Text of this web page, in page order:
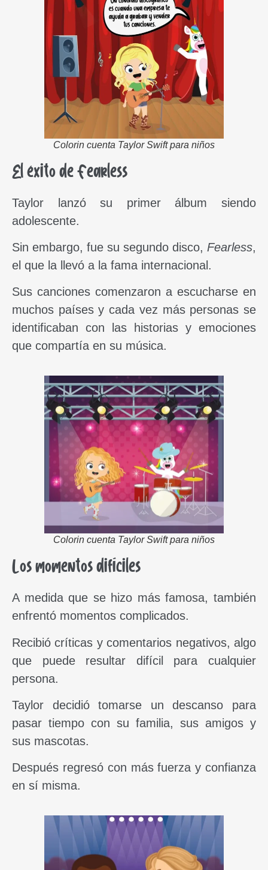
Colorin cuenta Taylor Swift para niños
El éxito de Fearless
Taylor lanzó su primer álbum siendo
adolescente.
Sin embargo, fue su segundo disco, Fearless,
el que la llevó a la fama internacional.
Sus canciones comenzaron a escucharse en
muchos países y cada vez más personas se
identificaban con las historias y emociones
que compartía en su música.
Colorin cuenta Taylor Swift para niños
Los momentos difíciles
A medida que se hizo más famosa, también
enfrentó momentos complicados.
Recibió críticas y comentarios negativos, algo
que puede resultar difícil para cualquier
persona.
Taylor decidió tomarse un descanso para
pasar tiempo con su familia, sus amigos y
sus mascotas.
Después regresó con más fuerza y confianza
en sí misma.